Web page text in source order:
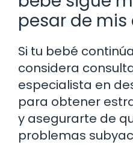
pesar de mis
Si tu bebé
considera
especialista en
para obtener
y asegurarte de
problemas